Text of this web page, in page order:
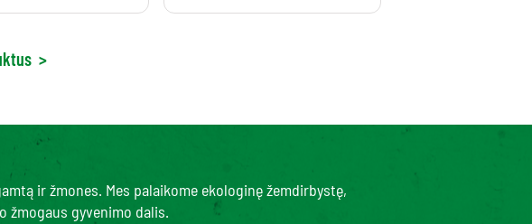
>
ir žmones. Mes palaikome ekologinę žemdirbystę,
žmogaus gyvenimo dalis.